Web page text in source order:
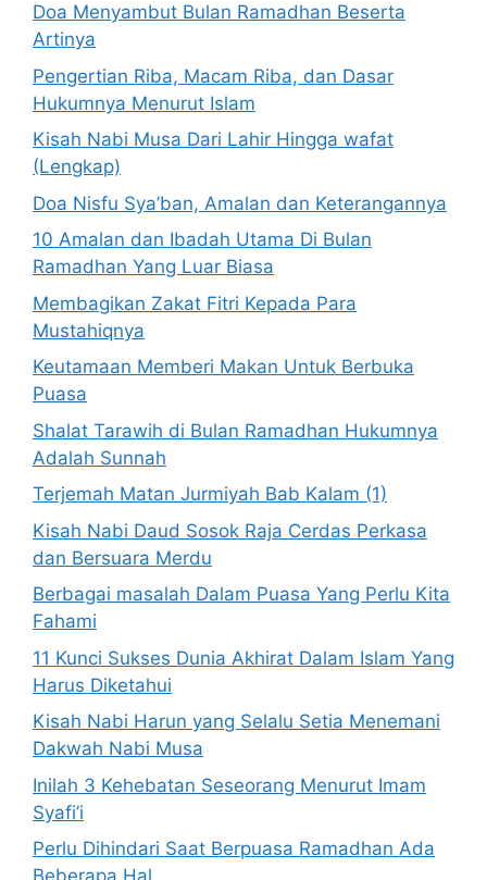
Doa Menyambut Bulan Ramadhan Beserta
Artinya
Pengertian Riba, Macam Riba, dan Dasar
Hukumnya Menurut Islam
Kisah Nabi Musa Dari Lahir Hingga wafat
(Lengkap)
Doa Nisfu Sya’ban, Amalan dan Keterangannya
10 Amalan dan Ibadah Utama Di Bulan
Ramadhan Yang Luar Biasa
Membagikan Zakat Fitri Kepada Para
Mustahiqnya
Keutamaan Memberi Makan Untuk Berbuka
Puasa
Shalat Tarawih di Bulan Ramadhan Hukumnya
Adalah Sunnah
Terjemah Matan Jurmiyah Bab Kalam (1)
Kisah Nabi Daud Sosok Raja Cerdas Perkasa
dan Bersuara Merdu
Berbagai masalah Dalam Puasa Yang Perlu Kita
Fahami
11 Kunci Sukses Dunia Akhirat Dalam Islam Yang
Harus Diketahui
Kisah Nabi Harun yang Selalu Setia Menemani
Dakwah Nabi Musa
Inilah 3 Kehebatan Seseorang Menurut Imam
Syafi’i
Perlu Dihindari Saat Berpuasa Ramadhan Ada